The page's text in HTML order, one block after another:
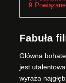
9
Fabuła
Główna
jest
wyraża